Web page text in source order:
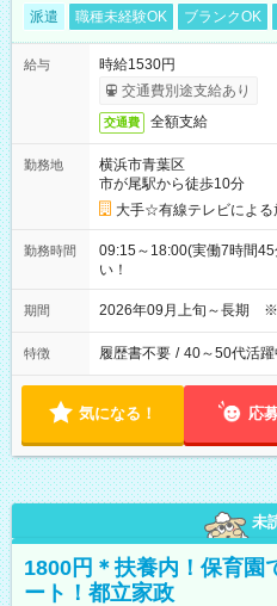
派遣 職種未経験OK ブランクOK
給与
時給1530円
交通費別途支給あり
交通費 全額支給
勤務地
横浜市青葉区
市が尾駅から徒歩10分
大手☆有線テレビによる
勤務時間
09:15～18:00(実働7時間
い！
期間 2026年09月上旬～長期
特徴 履歴書不要 / 40～50代活躍
気になる！ 応
未
1800円＊扶養内！保育園
ート！都立家政